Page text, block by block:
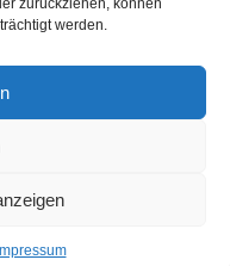
zurückziehen, können
werden.